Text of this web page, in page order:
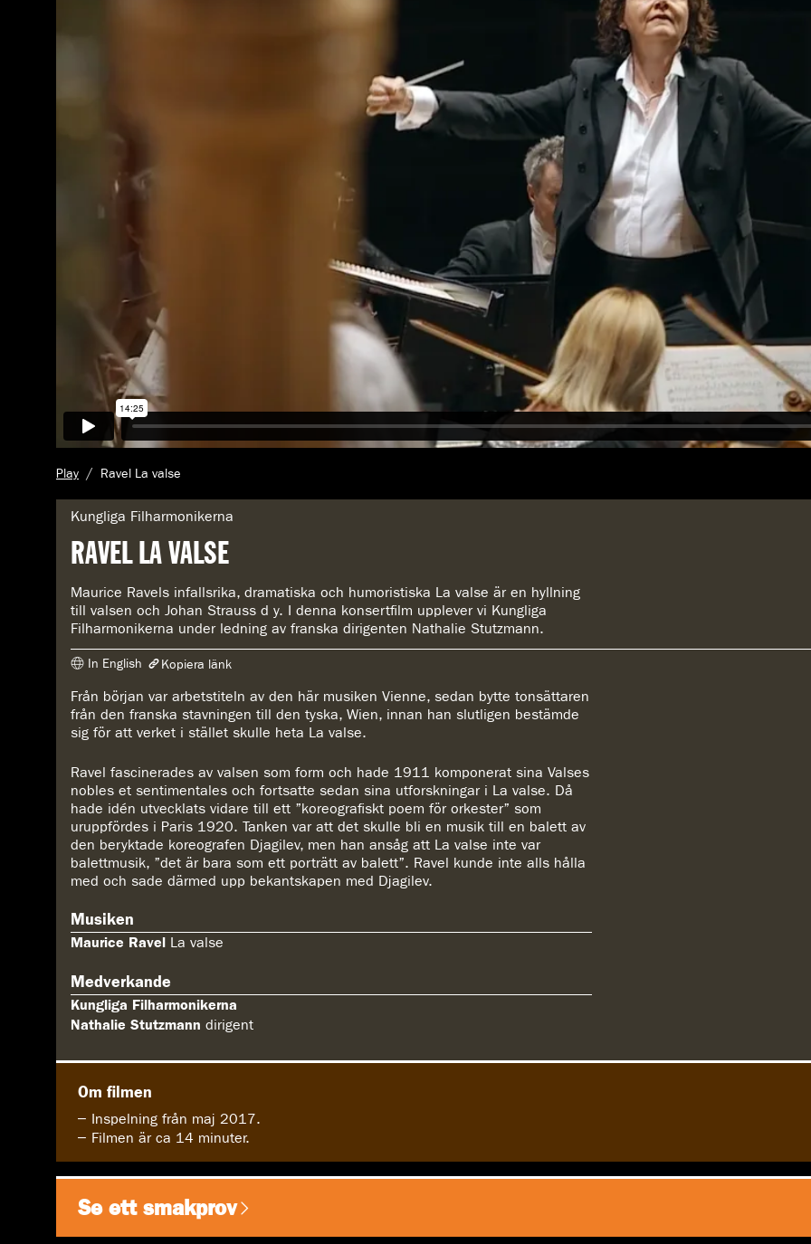
Play
A
u
e
l
s
i
d
a
:
Ravel La valse
G
n
r
e
:
Kungliga Filharmonikerna
RAVEL LA VALSE
Maurice Ravels infallsrika, dramatiska och humoristiska La valse är en hyllning
till valsen och Johan Strauss d y. I denna konsertfilm upplever vi Kungliga
Filharmonikerna under ledning av franska dirigenten Nathalie Stutzmann.
In English Kopiera länk
Länken har kopierats
https://www.konserthuset.se/play/ravel-la-valse/
Från början var arbetstiteln av den här musiken Vienne, sedan bytte tonsättaren
från den franska stavningen till den tyska, Wien, innan han slutligen bestämde
sig för att verket i stället skulle heta La valse.
Ravel fascinerades av valsen som form och hade 1911 komponerat sina Valses
nobles et sentimentales och fortsatte sedan sina utforskningar i La valse. Då
hade idén utvecklats vidare till ett ”koreografiskt poem för orkester” som
uruppfördes i Paris 1920. Tanken var att det skulle bli en musik till en balett av
den beryktade koreografen Djagilev, men han ansåg att La valse inte var
balettmusik, ”det är bara som ett porträtt av balett”. Ravel kunde inte alls hålla
med och sade därmed upp bekantskapen med Djagilev.
Musiken
Maurice Ravel La valse
Medverkande
Kungliga Filharmonikerna
Nathalie Stutzmann dirigent
Om filmen
Inspelning från maj 2017.
Filmen är ca 14 minuter.
Se ett smakprov